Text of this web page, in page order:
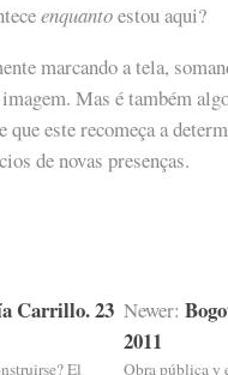
enquantoestou aqui?
marcando a tela,
Mas é também
este recomeça a
de novas presenças.
Carrillo. 23
El
Newer:
2011
Obra pública y